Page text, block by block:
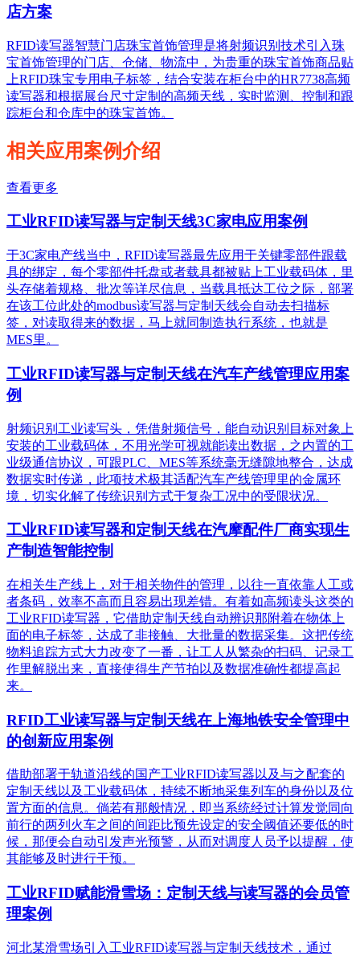
店方案
RFID读写器智慧门店珠宝首饰管理是将射频识别技术引入珠
宝首饰管理的门店、仓储、物流中，为贵重的珠宝首饰商品贴
上RFID珠宝专用电子标签，结合安装在柜台中的HR7738高频
读写器和根据展台尺寸定制的高频天线，实时监测、控制和跟
踪柜台和仓库中的珠宝首饰。
相关应用案例介绍
查看更多
工业RFID读写器与定制天线3C家电应用案例
于3C家电产线当中，RFID读写器最先应用于关键零部件跟载
具的绑定，每个零部件托盘或者载具都被贴上工业载码体，里
头存储着规格、批次等详尽信息，当载具抵达工位之际，部署
在该工位此处的modbus读写器与定制天线会自动去扫描标
签，对读取得来的数据，马上就同制造执行系统，也就是
MES里。
工业RFID读写器与定制天线在汽车产线管理应用案
例
射频识别工业读写头，凭借射频信号，能自动识别目标对象上
安装的工业载码体，不用光学可视就能读出数据，之内置的工
业级通信协议，可跟PLC、MES等系统毫无缝隙地整合，达成
数据实时传递，此项技术极其适配汽车产线管理里的金属环
境，切实化解了传统识别方式于复杂工况中的受限状况。
工业RFID读写器和定制天线在汽摩配件厂商实现生
产制造智能控制
在相关生产线上，对于相关物件的管理，以往一直依靠人工或
者条码，效率不高而且容易出现差错。有着如高频读头这类的
工业RFID读写器，它借助定制天线自动辨识那附着在物体上
面的电子标签，达成了非接触、大批量的数据采集。这把传统
物料追踪方式大力改变了一番，让工人从繁杂的扫码、记录工
作里解脱出来，直接使得生产节拍以及数据准确性都提高起
来。
RFID工业读写器与定制天线在上海地铁安全管理中
的创新应用案例
借助部署于轨道沿线的国产工业RFID读写器以及与之配套的
定制天线以及工业载码体，持续不断地采集列车的身份以及位
置方面的信息。倘若有那般情况，即当系统经过计算发觉同向
前行的两列火车之间的间距比预先设定的安全阈值还要低的时
候，那便会自动引发声光预警，从而对调度人员予以提醒，使
其能够及时进行干预。
工业RFID赋能滑雪场：定制天线与读写器的会员管
理案例
河北某滑雪场引入工业RFID读写器与定制天线技术，通过